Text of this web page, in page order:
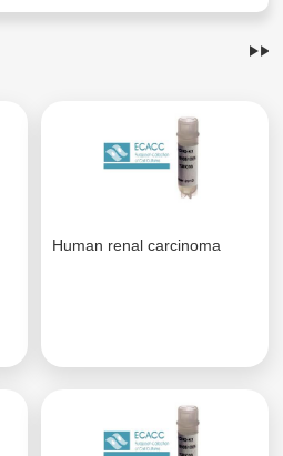
Human renal carcinoma